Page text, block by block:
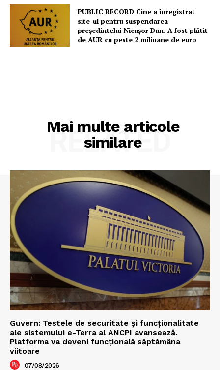
PUBLIC RECORD Cine a înregistrat
site-ul pentru suspendarea
președintelui Nicușor Dan. A fost plătit
de AUR cu peste 2 milioane de euro
Mai multe articole
similare
RELATED
Guvern: Testele de securitate și funcționalitate
ale sistemului e-Terra al ANCPI avansează.
Platforma va deveni funcțională săptămâna
viitoare
07/08/2026